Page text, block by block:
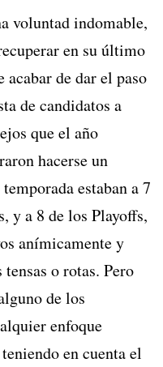
voluntad indomable,
en su último
de dar el paso
de candidatos a
que el año
hacerse un
estaban a 7
y a 8 de los Playoffs,
anímicamente y
o rotas. Pero
de los
enfoque
en cuenta el